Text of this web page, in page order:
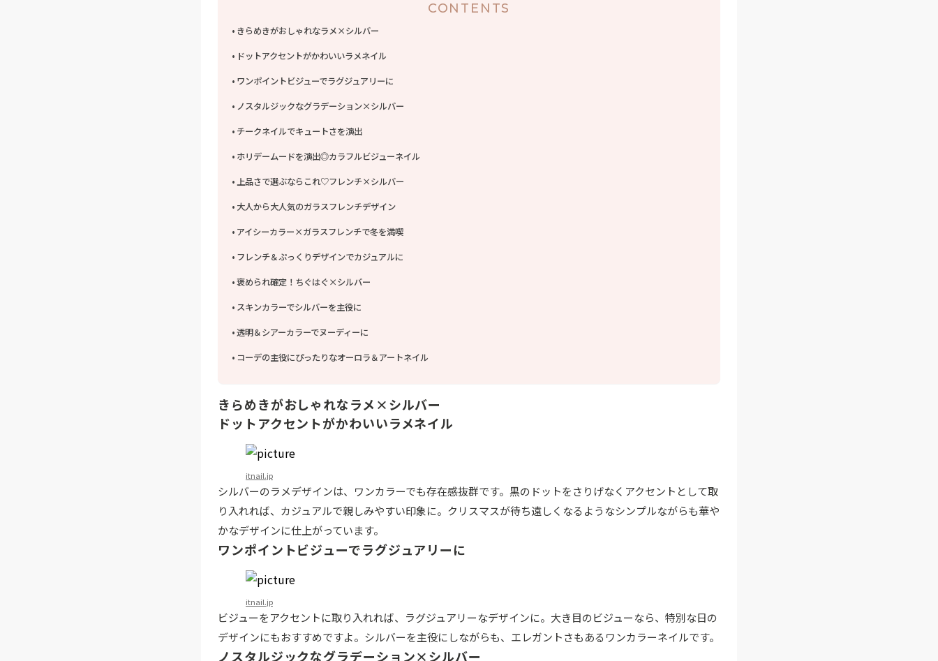
CONTENTS
きらめきがおしゃれなラメ×シルバー
ドットアクセントがかわいいラメネイル
ワンポイントビジューでラグジュアリーに
ノスタルジックなグラデーション×シルバー
チークネイルでキュートさを演出
ホリデームードを演出◎カラフルビジューネイル
上品さで選ぶならこれ♡フレンチ×シルバー
大人から大人気のガラスフレンチデザイン
アイシーカラー×ガラスフレンチで冬を満喫
フレンチ＆ぷっくりデザインでカジュアルに
褒められ確定！ちぐはぐ×シルバー
スキンカラーでシルバーを主役に
透明＆シアーカラーでヌーディーに
コーデの主役にぴったりなオーロラ＆アートネイル
きらめきがおしゃれなラメ×シルバー
ドットアクセントがかわいいラメネイル
itnail.jp
シルバーのラメデザインは、ワンカラーでも存在感抜群です。黒のドットをさりげなくアクセントとして取
り入れれば、カジュアルで親しみやすい印象に。クリスマスが待ち遠しくなるようなシンプルながらも華や
かなデザインに仕上がっています。
ワンポイントビジューでラグジュアリーに
itnail.jp
ビジューをアクセントに取り入れれば、ラグジュアリーなデザインに。大き目のビジューなら、特別な日の
デザインにもおすすめですよ。シルバーを主役にしながらも、エレガントさもあるワンカラーネイルです。
ノスタルジックなグラデーション×シルバー